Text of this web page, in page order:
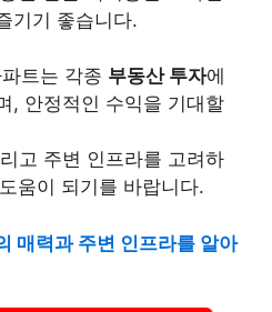
기기 좋습니다.
트는 각종 부동산 투자에
, 안정적인 수익을 기대할
고 주변 인프라를 고려하
움이 되기를 바랍니다.
매력과 주변 인프라를 알아